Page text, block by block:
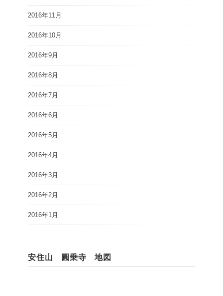
2016年11月
2016年10月
2016年9月
2016年8月
2016年7月
2016年6月
2016年5月
2016年4月
2016年3月
2016年2月
2016年1月
安住山 圓乗寺 地図